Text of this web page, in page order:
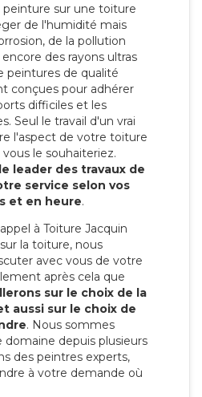
peinture sur une toiture
de l'humidité mais
de la pollution
des rayons ultras
peintures de qualité
conçues pour adhérer
difficiles et les
Seul le travail d'un vrai
l'aspect de votre toiture
le souhaiteriez.
leader des travaux de
service selon vos
et en heure.
à Toiture Jacquin
la toiture, nous
avec vous de votre
après cela que
sur le choix de la
aussi sur le choix de
. Nous sommes
domaine depuis plusieurs
des peintres experts,
à votre demande où